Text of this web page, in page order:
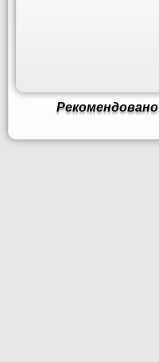
Рекомендовано